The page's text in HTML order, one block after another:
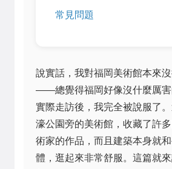
常見問題
說實話，我對福岡美術館本來
——總覺得福岡好像沒什麼厲害
實際走訪後，我完全被說服了
濠公園旁的美術館，收藏了許
術家的作品，而且建築本身就
體，逛起來非常舒服。這篇就